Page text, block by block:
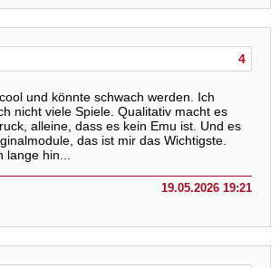
4
und könnte schwach werden. Ich
nicht viele Spiele. Qualitativ macht es
alleine, dass es kein Emu ist. Und es
das ist mir das Wichtigste.
hin...
19.05.2026 19:21